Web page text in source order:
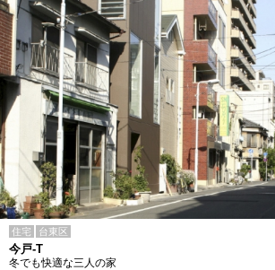
住宅 台東区
今戸-T
冬でも快適な三人の家